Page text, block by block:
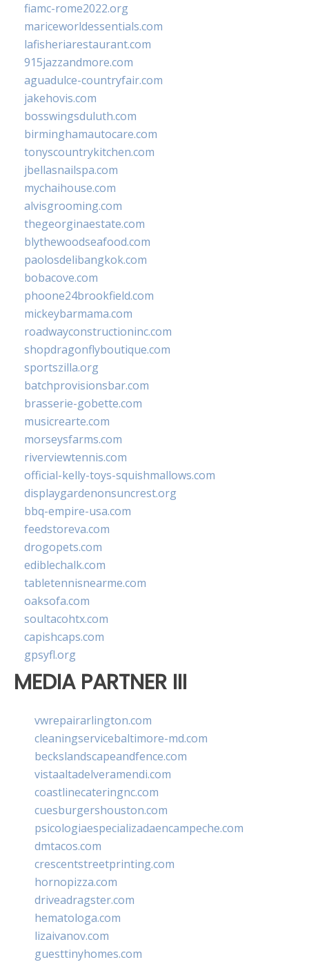
fiamc-rome2022.org
mariceworldessentials.com
lafisheriarestaurant.com
915jazzandmore.com
aguadulce-countryfair.com
jakehovis.com
bosswingsduluth.com
birminghamautocare.com
tonyscountrykitchen.com
jbellasnailspa.com
mychaihouse.com
alvisgrooming.com
thegeorginaestate.com
blythewoodseafood.com
paolosdelibangkok.com
bobacove.com
phoone24brookfield.com
mickeybarmama.com
roadwayconstructioninc.com
shopdragonflyboutique.com
sportszilla.org
batchprovisionsbar.com
brasserie-gobette.com
musicrearte.com
morseysfarms.com
riverviewtennis.com
official-kelly-toys-squishmallows.com
displaygardenonsuncrest.org
bbq-empire-usa.com
feedstoreva.com
drogopets.com
ediblechalk.com
tabletennisnearme.com
oaksofa.com
soultacohtx.com
capishcaps.com
gpsyfl.org
MEDIA PARTNER III
vwrepairarlington.com
cleaningservicebaltimore-md.com
beckslandscapeandfence.com
vistaaltadelveramendi.com
coastlinecateringnc.com
cuesburgershouston.com
psicologiaespecializadaencampeche.com
dmtacos.com
crescentstreetprinting.com
hornopizza.com
driveadragster.com
hematologa.com
lizaivanov.com
guesttinyhomes.com